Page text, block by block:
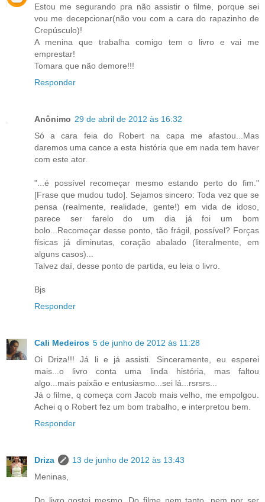
Estou me segurando pra não assistir o filme, porque sei
vou me decepcionar(não vou com a cara do rapazinho de
Crepúsculo)!
A menina que trabalha comigo tem o livro e vai me
emprestar!
Tomara que não demore!!!
Responder
Anônimo 29 de abril de 2012 às 16:32
Só a cara feia do Robert na capa me afastou...Mas
daremos uma cance a esta história que em nada tem haver
com este ator.
"...é possível recomeçar mesmo estando perto do fim."
[Frase que mudou tudo]. Sejamos sincero: Toda vez que se
pensa (realmente, realidade, gente!) em vida de idoso,
parece ser farelo do um dia já foi um bom
bolo...Recomeçar desse ponto, tão frágil, possível? Forças
físicas já diminutas, coração abalado (literalmente, em
alguns casos)...
Talvez daí, desse ponto de partida, eu leia o livro.
Bjs
Responder
Cali Medeiros 5 de junho de 2012 às 11:28
Oi Driza!!! Já li e já assisti. Sinceramente, eu esperei
mais...o livro conta uma linda história, mas faltou
algo...mais paixão e entusiasmo...sei lá...rsrsrs...
Já o filme, q começa com Jacob mais velho, me empolgou.
Achei q o Robert fez um bom trabalho, e interpretou bem.
Responder
Driza
13 de junho de 2012 às 13:43
Meninas,